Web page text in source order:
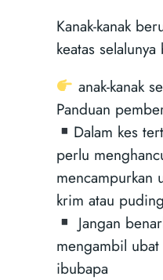
Kanak-kanak
keatas
anak-kanak
Panduan
Dalam kes
perlu
mencampurkan
krim atau puding
Jangan
mengambil
ibubapa